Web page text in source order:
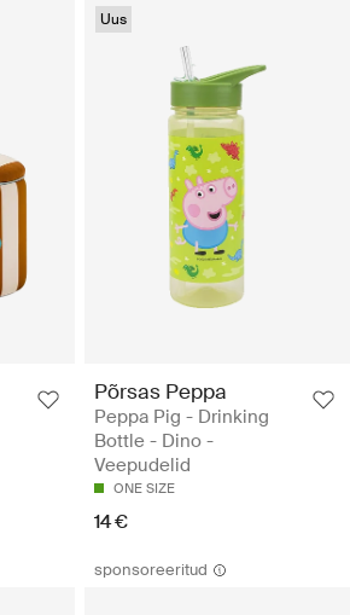
Uus
Põrsas Peppa
Peppa Pig - Drinking
Bottle - Dino -
Veepudelid
ONE SIZE
14 €
sponsoreeritud